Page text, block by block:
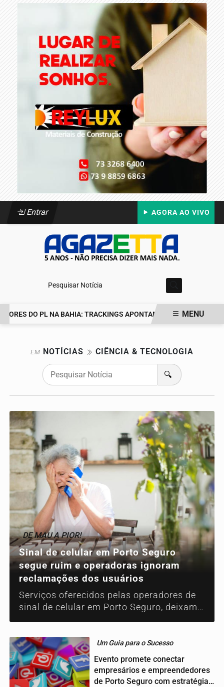
Entrar AGORA AO VIVO
Pesquisar Notícia
DO PL NA BAHIA: TRACKINGS APONTAM DRA. RAISSAMENU
EM NOTÍCIAS CIÊNCIA & TECNOLOGIA
🔍
DE MAU A PIOR!
Sinal de celular em Porto Seguro
segue ruim e operadoras ignoram
reclamações dos usuários
Serviços oferecidos pelas operadores de
sinal de celular em Porto Seguro, deixam
a desejar.
Um Guia para o Sucesso
Evento promete conectar
empresários e empreendedores
de Porto Seguro com estratégias